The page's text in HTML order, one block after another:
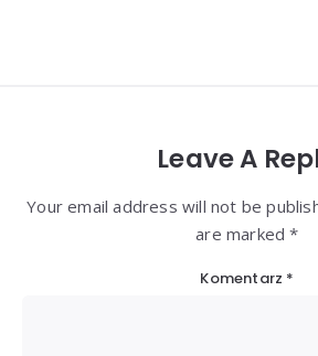
Leave A
Your email address will not be
are marked *
Komentarz *